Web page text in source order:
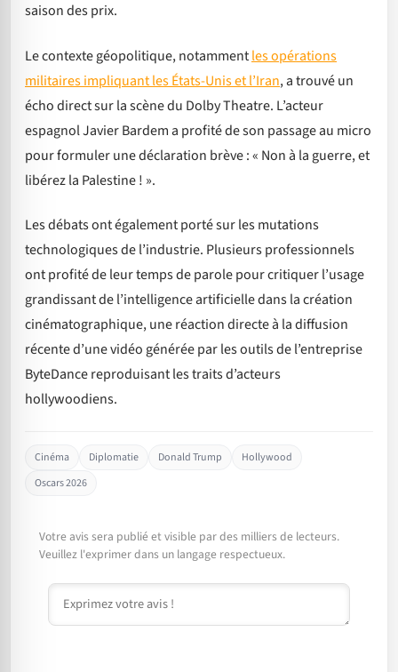
saison des prix.
Le contexte géopolitique, notammentles opérations
militaires impliquant les États-Unis et l’Iran, a trouvé un
écho direct sur la scène du Dolby Theatre. L’acteur
espagnol Javier Bardem a profité de son passage au micro
pour formuler une déclaration brève : « Non à la guerre, et
libérez la Palestine ! ».
Les débats ont également porté sur les mutations
technologiques de l’industrie. Plusieurs professionnels
ont profité de leur temps de parole pour critiquer l’usage
grandissant de l’intelligence artificielle dans la création
cinématographique, une réaction directe à la diffusion
récente d’une vidéo générée par les outils de l’entreprise
ByteDance reproduisant les traits d’acteurs
hollywoodiens.
Cinéma Diplomatie Donald Trump
Hollywood
Oscars 2026
Votre avis sera publié et visible par des milliers de lecteurs.
Veuillez l'exprimer dans un langage respectueux.
Commentaire